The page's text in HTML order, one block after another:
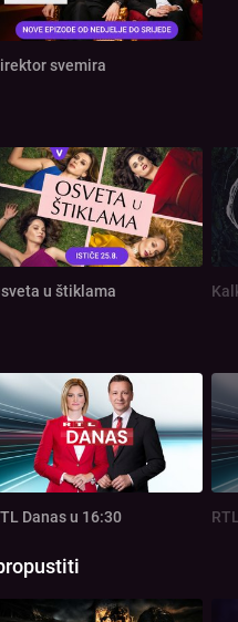
svemira
u štiklama
Danas u 16:30